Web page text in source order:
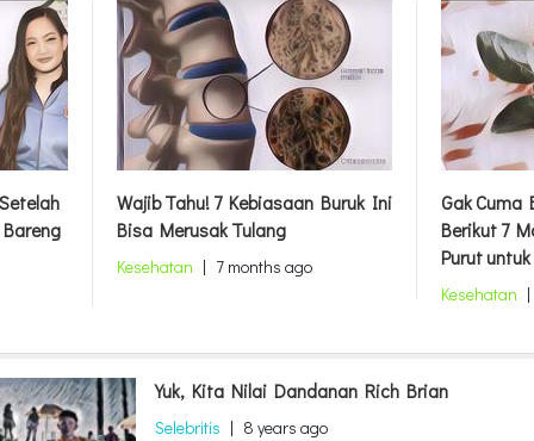
Wajib Tahu! 7 Kebiasaan Buruk Ini
Bisa Merusak Tulang
Kesehatan | 7 months ago
Gak Cuma
Berikut 7
Purut
Kesehatan |
Yuk, Kita Nilai Dandanan Rich Brian
Selebritis | 8 years ago